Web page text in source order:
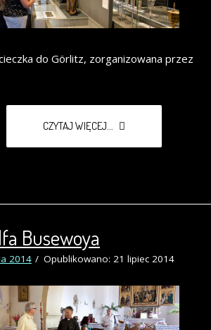
do Görlitz, zorganizowana przez
CZYTAJ WIĘCEJ...
Busewoya
2014 Opublikowano: 21 lipiec 2014